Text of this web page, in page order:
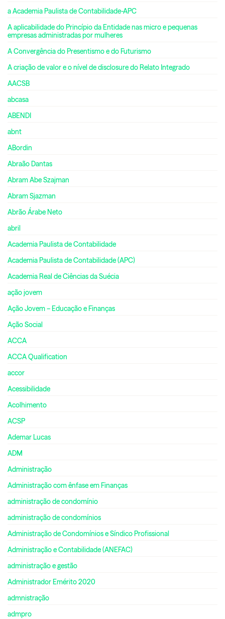
a Academia Paulista de Contabilidade-APC
A aplicabilidade do Princípio da Entidade nas micro e pequenas
empresas administradas por mulheres
A Convergência do Presentismo e do Futurismo
A criação de valor e o nível de disclosure do Relato Integrado
AACSB
abcasa
ABENDI
abnt
ABordin
Abraão Dantas
Abram Abe Szajman
Abram Sjazman
Abrão Árabe Neto
abril
Academia Paulista de Contabilidade
Academia Paulista de Contabilidade (APC)
Academia Real de Ciências da Suécia
ação jovem
Ação Jovem – Educação e Finanças
Ação Social
ACCA
ACCA Qualification
accor
Acessibilidade
Acolhimento
ACSP
Ademar Lucas
ADM
Administração
Administração com ênfase em Finanças
administração de condomínio
administração de condomínios
Administração de Condomínios e Síndico Profissional
Administração e Contabilidade (ANEFAC)
administração e gestão
Administrador Emérito 2020
admnistração
admpro